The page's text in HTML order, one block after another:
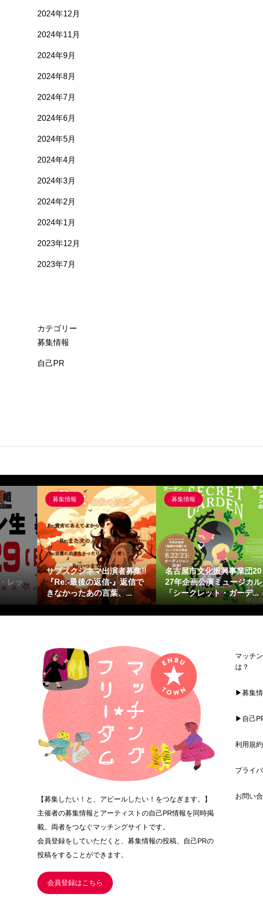
2024年12月
2024年11月
2024年9月
2024年8月
2024年7月
2024年6月
2024年5月
2024年4月
2024年3月
2024年2月
2024年1月
2023年12月
2023年7月
カテゴリー
募集情報
自己PR
レッ
募集情報
サブスクシネマ出演者募集‼
『Re:-最後の返信-』返信で
きなかったあの言葉、...
募集情報
名古屋市文化振興事業団20
27年企画公演ミュージカル
「シークレット・ガーデ...
【募集したい！と、アピールしたい！をつなぎます。】
主催者の募集情報とアーティストの自己PR情報を同時掲
載。両者をつなぐマッチングサイトです。
会員登録をしていただくと、募集情報の投稿、自己PRの
投稿をすることができます。
会員登録はこちら
マッチ
は？
▶募集
▶自己
利用規約
プライ
お問い